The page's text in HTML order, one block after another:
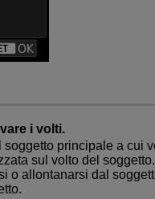
i volti.
principale a cui
sul volto del
o allontanarsi dal